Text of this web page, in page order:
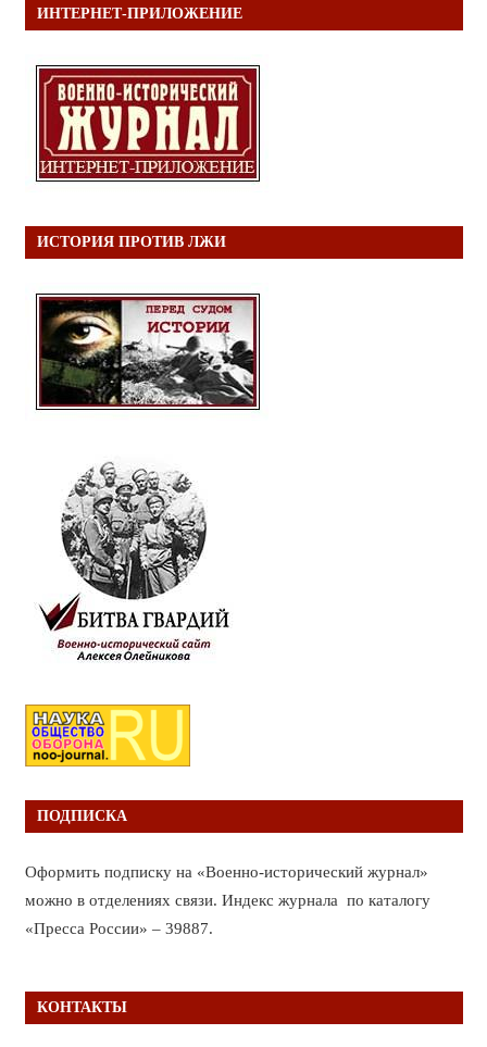
ИНТЕРНЕТ-ПРИЛОЖЕНИЕ
ИСТОРИЯ ПРОТИВ ЛЖИ
ПОДПИСКА
Оформить подписку на «Военно-исторический журнал»
можно в отделениях связи. Индекс журнала по каталогу
«Пресса России» – 39887.
КОНТАКТЫ